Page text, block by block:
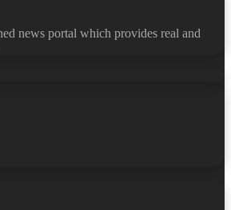
news portal which provides real and